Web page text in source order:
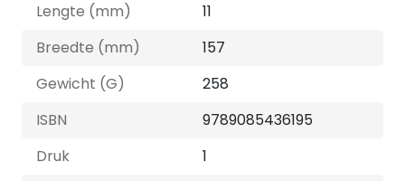
Lengte (mm)
11
Breedte (mm)
157
Gewicht (G)
258
ISBN
9789085436195
Druk
1